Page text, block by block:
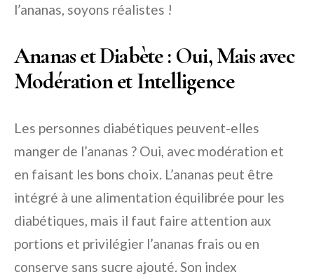
l’ananas, soyons réalistes !
Ananas et Diabète : Oui, Mais avec
Modération et Intelligence
Les personnes diabétiques peuvent-elles
manger de l’ananas ? Oui, avec modération et
en faisant les bons choix. L’ananas peut être
intégré à une alimentation équilibrée pour les
diabétiques, mais il faut faire attention aux
portions et privilégier l’ananas frais ou en
conserve sans sucre ajouté. Son index